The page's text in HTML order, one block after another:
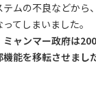
ムの不良などから
てしまいました。
ミャンマー政府は
能を移転させまし